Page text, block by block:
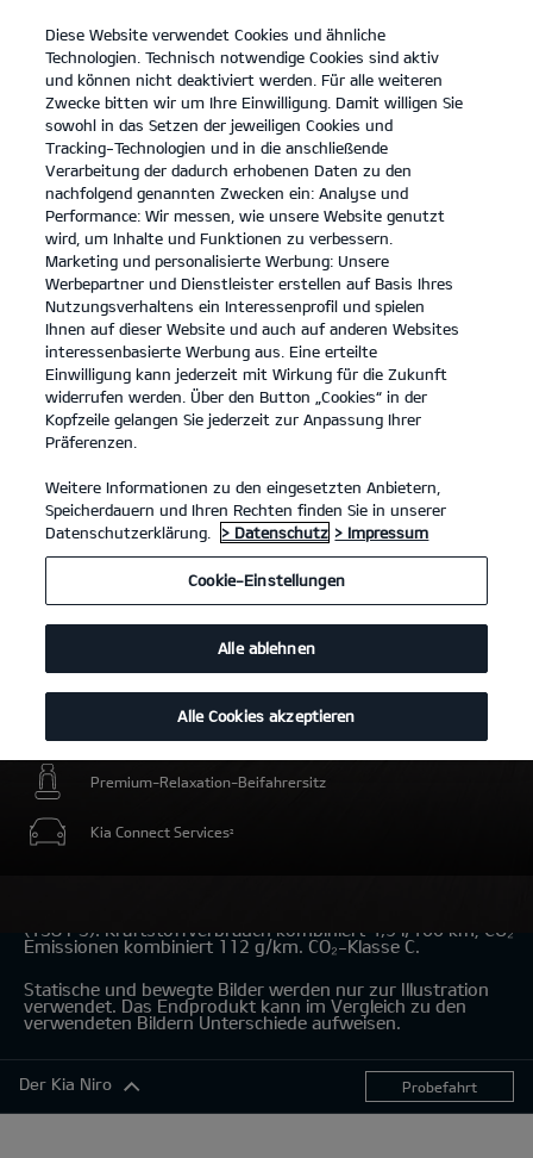
open
menu
KONTAKT
Entdecken
... ... ENTDECKEN
Der Kia Niro.
Denk einfach mal größer.
Intelligente elektrische Energiereserve für Umweltzonen
Premium-Relaxation-Beifahrersitz
Kia Connect Services2
(138 PS): Kraftstoffverbrauch kombiniert 4,9 l/100 km; CO₂-
Emissionen kombiniert 112 g/km. CO₂-Klasse C.
Statische und bewegte Bilder werden nur zur Illustration
verwendet. Das Endprodukt kann im Vergleich zu den
verwendeten Bildern Unterschiede aufweisen.
Der Kia Niro Probefahrt
Diese Website verwendet Cookies und ähnliche
Technologien. Technisch notwendige Cookies sind aktiv
und können nicht deaktiviert werden. Für alle weiteren
Zwecke bitten wir um Ihre Einwilligung. Damit willigen Sie
sowohl in das Setzen der jeweiligen Cookies und
Tracking-Technologien und in die anschließende
Verarbeitung der dadurch erhobenen Daten zu den
nachfolgend genannten Zwecken ein: Analyse und
Performance: Wir messen, wie unsere Website genutzt
wird, um Inhalte und Funktionen zu verbessern.
Marketing und personalisierte Werbung: Unsere
Werbepartner und Dienstleister erstellen auf Basis Ihres
Nutzungsverhaltens ein Interessenprofil und spielen
Ihnen auf dieser Website und auch auf anderen Websites
interessenbasierte Werbung aus. Eine erteilte
Einwilligung kann jederzeit mit Wirkung für die Zukunft
widerrufen werden. Über den Button „Cookies“ in der
Kopfzeile gelangen Sie jederzeit zur Anpassung Ihrer
Präferenzen.
Weitere Informationen zu den eingesetzten Anbietern,
Speicherdauern und Ihren Rechten finden Sie in unserer
Datenschutzerklärung.
> Datenschutz > Impressum
Cookie-Einstellungen
Alle ablehnen
Alle Cookies akzeptieren